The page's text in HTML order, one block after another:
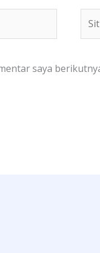
Web
saya